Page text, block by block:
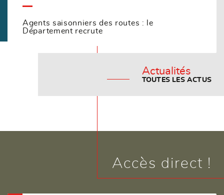
Agents saisonniers des routes : le
Département recrute
Actualités
TOUTES LES ACTUS
Accès direct !